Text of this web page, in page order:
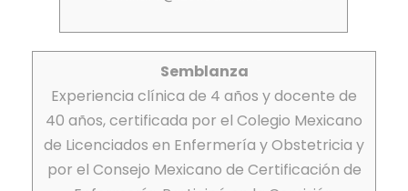
Semblanza
Experiencia clínica de 4 años y docente de
40 años, certificada por el Colegio Mexicano
de Licenciados en Enfermería y Obstetricia y
por el Consejo Mexicano de Certificación de